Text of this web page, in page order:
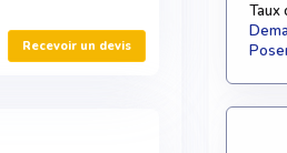
Recevoir un devis
Taux